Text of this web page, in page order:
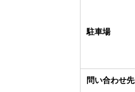
駐車場
問い合わせ先